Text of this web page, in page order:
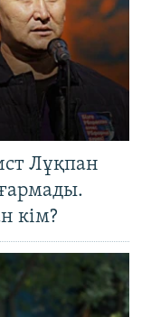
Лұқпан
кім?